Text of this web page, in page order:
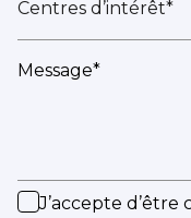
Centres d’intérêt*
Message*
J’accepte